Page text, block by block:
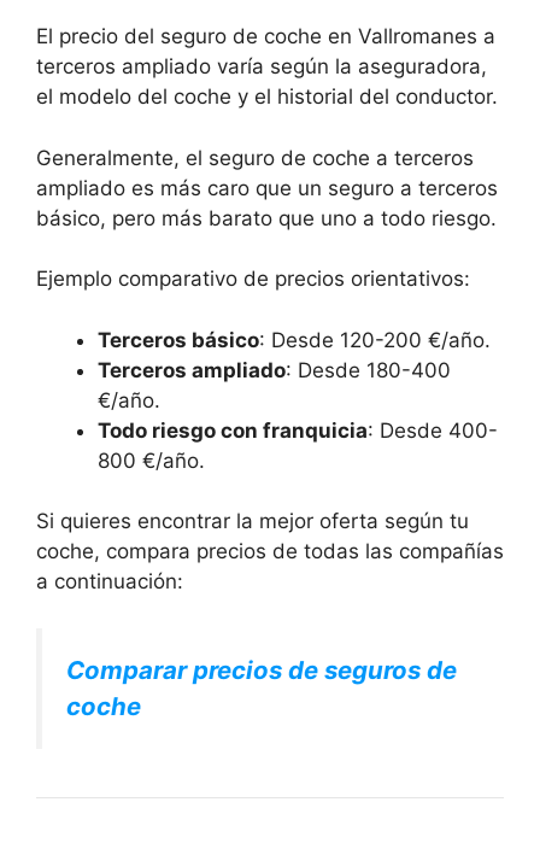
El precio del seguro de coche en Vallromanes a
terceros ampliado varía según la aseguradora,
el modelo del coche y el historial del conductor.
Generalmente, el seguro de coche a terceros
ampliado es más caro que un seguro a terceros
básico, pero más barato que uno a todo riesgo.
Ejemplo comparativo de precios orientativos:
Terceros básico: Desde 120-200 €/año.
Terceros ampliado: Desde 180-400
€/año.
Todo riesgo con franquicia: Desde 400-
800 €/año.
Si quieres encontrar la mejor oferta según tu
coche, compara precios de todas las compañías
a continuación:
Comparar precios de seguros de
coche